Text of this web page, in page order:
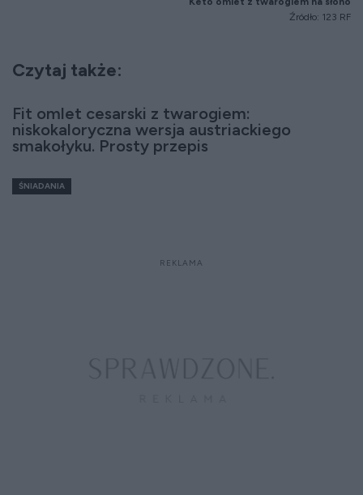
Źródło: 123 RF
Czytaj także:
Fit omlet cesarski z twarogiem:
niskokaloryczna wersja austriackiego
smakołyku. Prosty przepis
ŚNIADANIA